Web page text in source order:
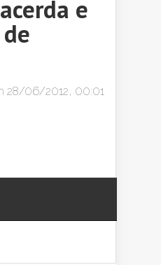
e
28/06/2012, 00:01